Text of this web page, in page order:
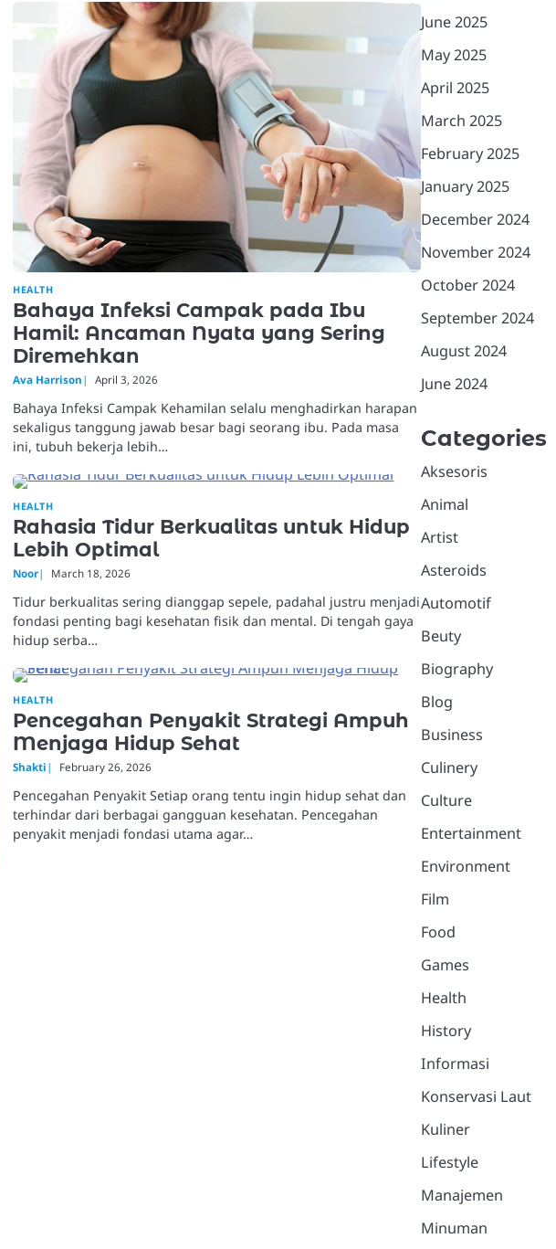
HEALTH
Bahaya Infeksi Campak pada Ibu
Hamil: Ancaman Nyata yang Sering
Diremehkan
Ava Harrison April 3, 2026
Bahaya Infeksi Campak Kehamilan selalu menghadirkan harapan
sekaligus tanggung jawab besar bagi seorang ibu. Pada masa
ini, tubuh bekerja lebih…
HEALTH
Rahasia Tidur Berkualitas untuk Hidup
Lebih Optimal
Noor March 18, 2026
Tidur berkualitas sering dianggap sepele, padahal justru menjadi
fondasi penting bagi kesehatan fisik dan mental. Di tengah gaya
hidup serba…
HEALTH
Pencegahan Penyakit Strategi Ampuh
Menjaga Hidup Sehat
Shakti February 26, 2026
Pencegahan Penyakit Setiap orang tentu ingin hidup sehat dan
terhindar dari berbagai gangguan kesehatan. Pencegahan
penyakit menjadi fondasi utama agar…
June 2025
May 2025
April 2025
March 2025
February 2025
January 2025
December 2024
November 2024
October 2024
September 2024
August 2024
June 2024
Categories
Aksesoris
Animal
Artist
Asteroids
Automotif
Beuty
Biography
Blog
Business
Culinery
Culture
Entertainment
Environment
Film
Food
Games
Health
History
Informasi
Konservasi Laut
Kuliner
Lifestyle
Manajemen
Minuman
2